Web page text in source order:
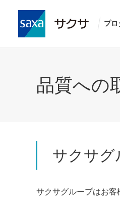
プロ
品質への
サクサグ
サクサグループはお